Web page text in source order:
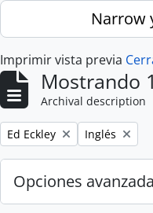
Skip to main contentNarrow
Imprimir vista previa
Mostrando
Archival description
Remove filter:
Ed Eckley Remove filter:
Inglés
Opciones